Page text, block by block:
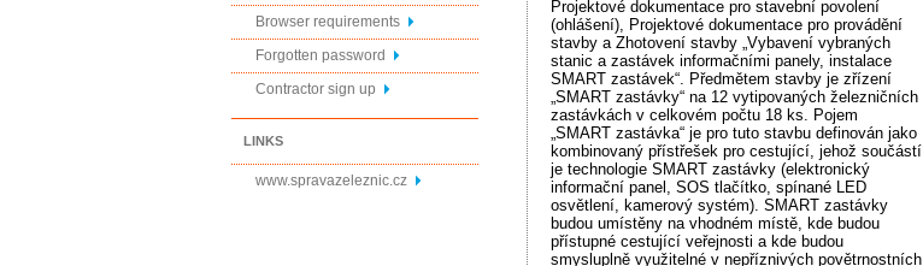
Browser requirements
Forgotten password
Contractor sign up
LINKS
www.spravazeleznic.cz
Projektové dokumentace pro stavební povolení
(ohlášení), Projektové dokumentace pro provádění
stavby a Zhotovení stavby „Vybavení vybraných
stanic a zastávek informačními panely, instalace
SMART zastávek“. Předmětem stavby je zřízení
„SMART zastávky“ na 12 vytipovaných železničních
zastávkách v celkovém počtu 18 ks. Pojem
„SMART zastávka“ je pro tuto stavbu definován jako
kombinovaný přístřešek pro cestující, jehož součástí
je technologie SMART zastávky (elektronický
informační panel, SOS tlačítko, spínané LED
osvětlení, kamerový systém). SMART zastávky
budou umístěny na vhodném místě, kde budou
přístupné cestující veřejnosti a kde budou
smysluplně využitelné v nepříznivých povětrnostních